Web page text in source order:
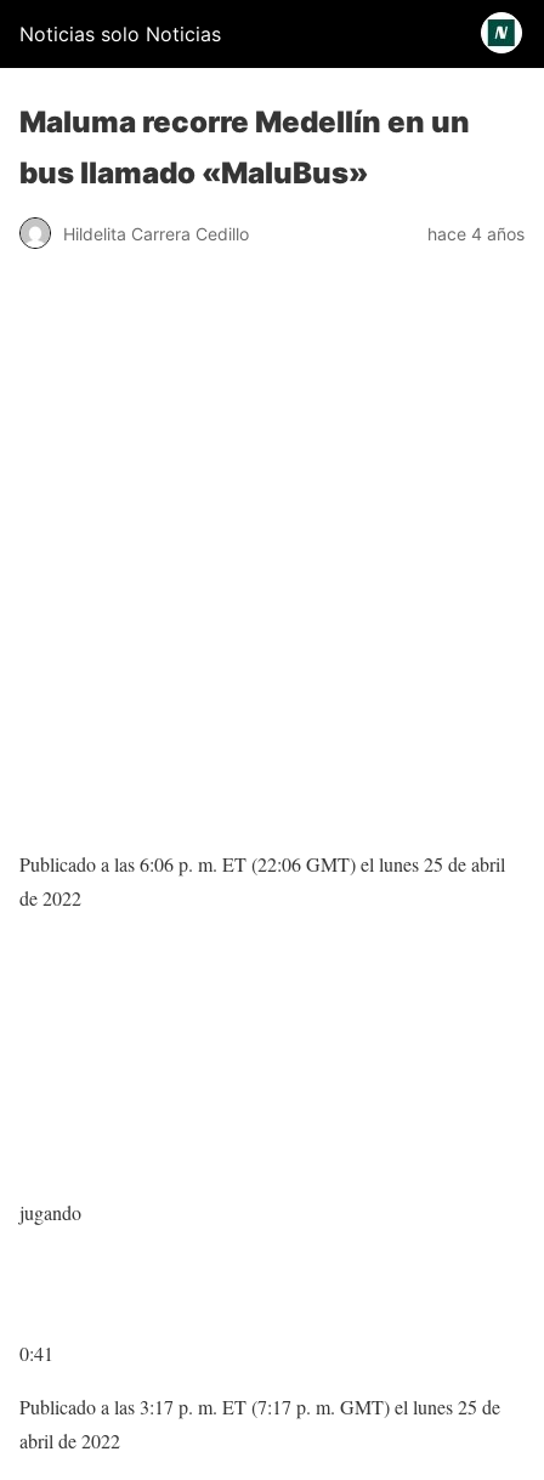
Noticias solo Noticias
Maluma recorre Medellín en un
bus llamado «MaluBus»
Hildelita Carrera Cedillo hace 4 años
Publicado a las 6:06 p. m. ET (22:06 GMT) el lunes 25 de abril
de 2022
jugando
0:41
Publicado a las 3:17 p. m. ET (7:17 p. m. GMT) el lunes 25 de
abril de 2022